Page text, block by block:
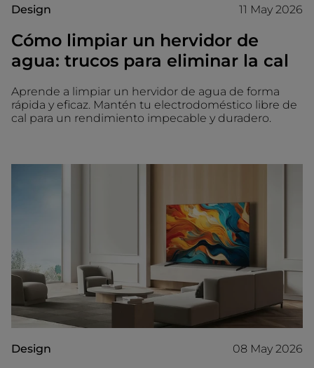
Design 11 May 2026
Cómo limpiar un hervidor de
agua: trucos para eliminar la cal
Aprende a limpiar un hervidor de agua de forma
rápida y eficaz. Mantén tu electrodoméstico libre de
cal para un rendimiento impecable y duradero.
Design 08 May 2026